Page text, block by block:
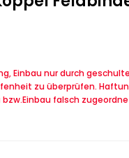
Einbau nur durch
zu überprüfen.
falsch